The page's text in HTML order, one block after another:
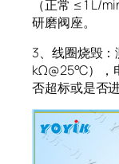
（正常 ≤ 1 L/
研磨阀座。
3、线圈烧毁：
kΩ@25°C）
否超标或是否